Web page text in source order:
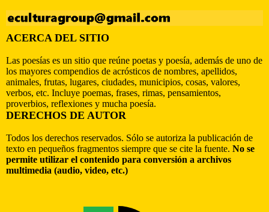
ACERCA DEL SITIO
Las poesías es un sitio que reúne poetas y poesía, además de uno de
los mayores compendios de acrósticos de nombres, apellidos,
animales, frutas, lugares, ciudades, municipios, cosas, valores,
verbos, etc. Incluye poemas, frases, rimas, pensamientos,
proverbios, reflexiones y mucha poesía.
DERECHOS DE AUTOR
Todos los derechos reservados. Sólo se autoriza la publicación de
texto en pequeños fragmentos siempre que se cite la fuente. No se
permite utilizar el contenido para conversión a archivos
multimedia (audio, video, etc.)